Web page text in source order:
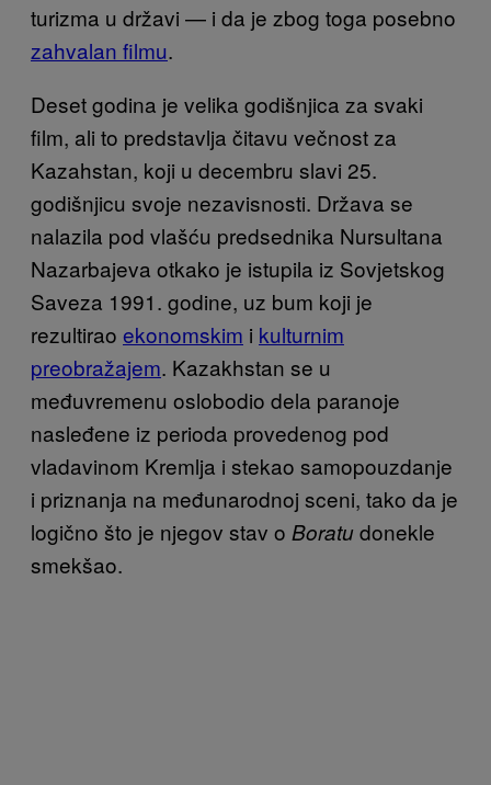
turizma u državi — i da je zbog toga posebno
zahvalan filmu.
Deset godina je velika godišnjica za svaki
film, ali to predstavlja čitavu večnost za
Kazahstan, koji u decembru slavi 25.
godišnjicu svoje nezavisnosti. Država se
nalazila pod vlašću predsednika Nursultana
Nazarbajeva otkako je istupila iz Sovjetskog
Saveza 1991. godine, uz bum koji je
rezultirao ekonomskim i kulturnim
preobražajem. Kazakhstan se u
međuvremenu oslobodio dela paranoje
nasleđene iz perioda provedenog pod
vladavinom Kremlja i stekao samopouzdanje
i priznanja na međunarodnoj sceni, tako da je
logično što je njegov stav o Boratudonekle
smekšao.